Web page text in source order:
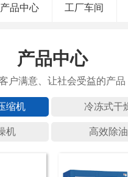
产品中心 工厂车间
产品中心
冷冻式干
高效除油